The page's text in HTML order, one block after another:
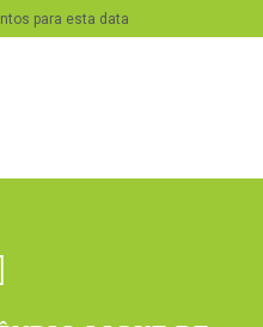
para esta data